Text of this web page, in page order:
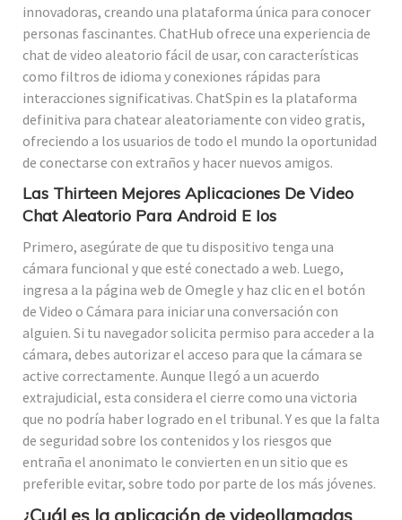
innovadoras, creando una plataforma única para conocer
personas fascinantes. ChatHub ofrece una experiencia de
chat de video aleatorio fácil de usar, con características
como filtros de idioma y conexiones rápidas para
interacciones significativas. ChatSpin es la plataforma
definitiva para chatear aleatoriamente con video gratis,
ofreciendo a los usuarios de todo el mundo la oportunidad
de conectarse con extraños y hacer nuevos amigos.
Las Thirteen Mejores Aplicaciones De Video
Chat Aleatorio Para Android E Ios
Primero, asegúrate de que tu dispositivo tenga una
cámara funcional y que esté conectado a web. Luego,
ingresa a la página web de Omegle y haz clic en el botón
de Video o Cámara para iniciar una conversación con
alguien. Si tu navegador solicita permiso para acceder a la
cámara, debes autorizar el acceso para que la cámara se
active correctamente. Aunque llegó a un acuerdo
extrajudicial, esta considera el cierre como una victoria
que no podría haber logrado en el tribunal. Y es que la falta
de seguridad sobre los contenidos y los riesgos que
entraña el anonimato le convierten en un sitio que es
preferible evitar, sobre todo por parte de los más jóvenes.
¿Cuál es la aplicación de videollamadas